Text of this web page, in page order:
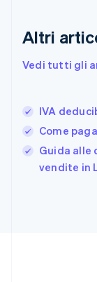
Altri
Vedi tutti gli
IVA
Come
Guida alle
vendite in
Finlandia
Francia
Deutsch
Giappone
Gibilterra
English